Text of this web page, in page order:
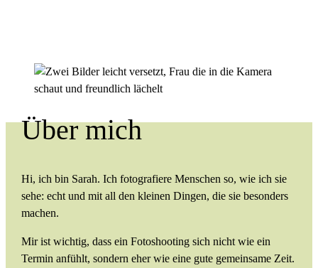
Über mich
Hi, ich bin Sarah. Ich fotografiere Menschen so, wie ich sie
sehe: echt und mit all den kleinen Dingen, die sie besonders
machen.
Mir ist wichtig, dass ein Fotoshooting sich nicht wie ein
Termin anfühlt, sondern eher wie eine gute gemeinsame Zeit.